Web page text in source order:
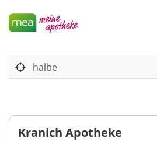
Kranich Apotheke